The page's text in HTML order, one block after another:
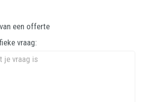
een offerte
vraag: